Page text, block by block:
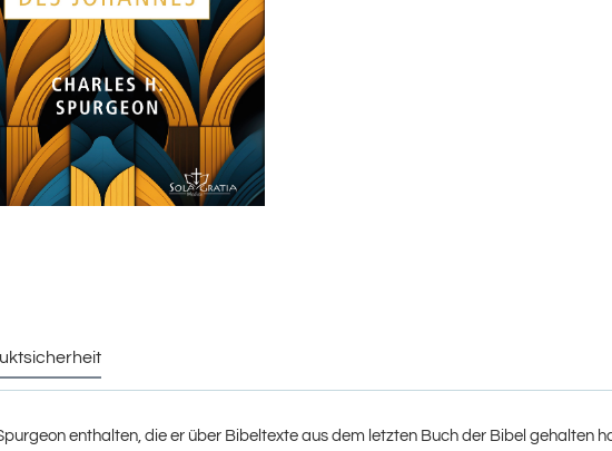
enthalten, die er über Bibeltexte aus dem letzten Buch der Bibel gehalten